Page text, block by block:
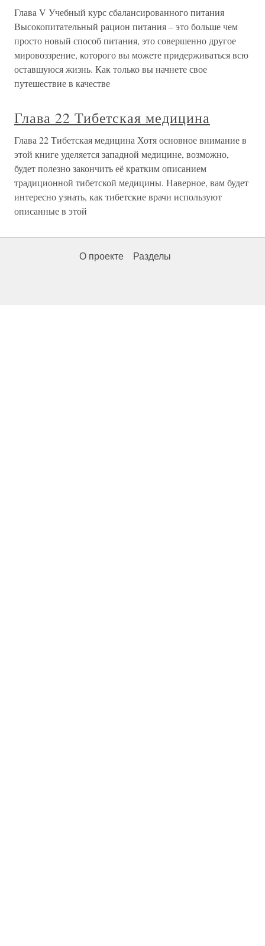
Глава V Учебный курс сбалансированного питания
Высокопитательный рацион питания – это больше чем
просто новый способ питания, это совершенно другое
мировоззрение, которого вы можете придерживаться всю
оставшуюся жизнь. Как только вы начнете свое
путешествие в качестве
Глава 22 Тибетская медицина
Глава 22 Тибетская медицина Хотя основное внимание в
этой книге уделяется западной медицине, возможно,
будет полезно закончить её кратким описанием
традиционной тибетской медицины. Наверное, вам будет
интересно узнать, как тибетские врачи используют
описанные в этой
О проекте Разделы